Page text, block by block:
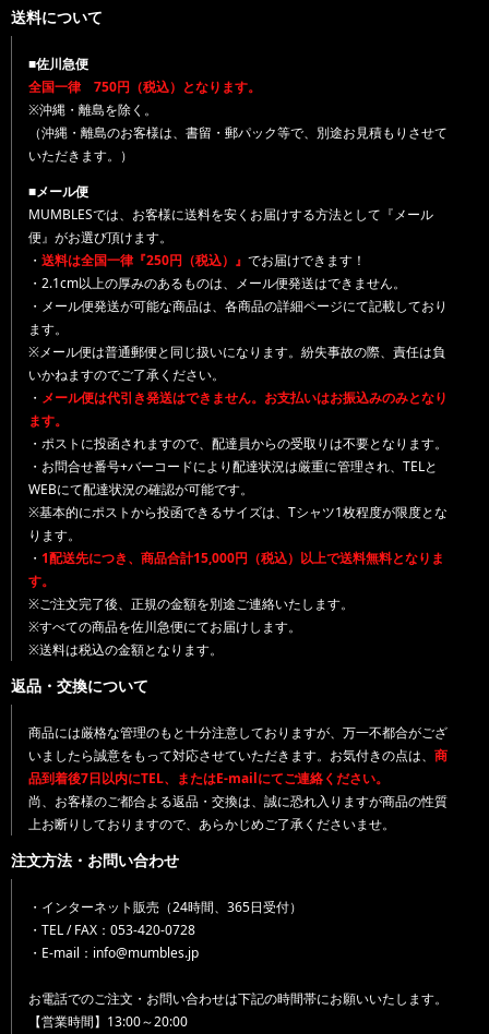
送料について
■佐川急便
全国一律 750円（税込）となります。
※沖縄・離島を除く。
（沖縄・離島のお客様は、書留・郵パック等で、別途お見積もりさせて
いただきます。）
■メール便
MUMBLESでは、お客様に送料を安くお届けする方法として『メール
便』がお選び頂けます。
・ 送料は全国一律『250円（税込）』 でお届けできます！
・2.1cm以上の厚みのあるものは、メール便発送はできません。
・メール便発送が可能な商品は、各商品の詳細ページにて記載しており
ます。
※メール便は普通郵便と同じ扱いになります。紛失事故の際、責任は負
いかねますのでご了承ください。
・ メール便は代引き発送はできません。お支払いはお振込みのみとなり
ます。
・ポストに投函されますので、配達員からの受取りは不要となります。
・お問合せ番号+バーコードにより配達状況は厳重に管理され、TELと
WEBにて配達状況の確認が可能です。
※基本的にポストから投函できるサイズは、Tシャツ1枚程度が限度とな
ります。
・ 1配送先につき、商品合計15,000円（税込）以上で送料無料となりま
す。
※ご注文完了後、正規の金額を別途ご連絡いたします。
※すべての商品を佐川急便にてお届けします。
※送料は税込の金額となります。
返品・交換について
商品には厳格な管理のもと十分注意しておりますが、万一不都合がござ
いましたら誠意をもって対応させていただきます。お気付きの点は、 商
品到着後7日以内にTEL、またはE-mailにてご連絡ください。
尚、お客様のご都合よる返品・交換は、誠に恐れ入りますが商品の性質
上お断りしておりますので、あらかじめご了承くださいませ。
注文方法・お問い合わせ
・インターネット販売（24時間、365日受付）
・TEL / FAX：053-420-0728
・E-mail：info@mumbles.jp
お電話でのご注文・お問い合わせは下記の時間帯にお願いいたします。
【営業時間】13:00～20:00